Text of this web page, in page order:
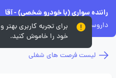
راننده سواری (با خودرو شخصی) - آقا
داروسازی دکتر عبیدی
لیست فرصت های شغلی
خود را خاموش کنید.